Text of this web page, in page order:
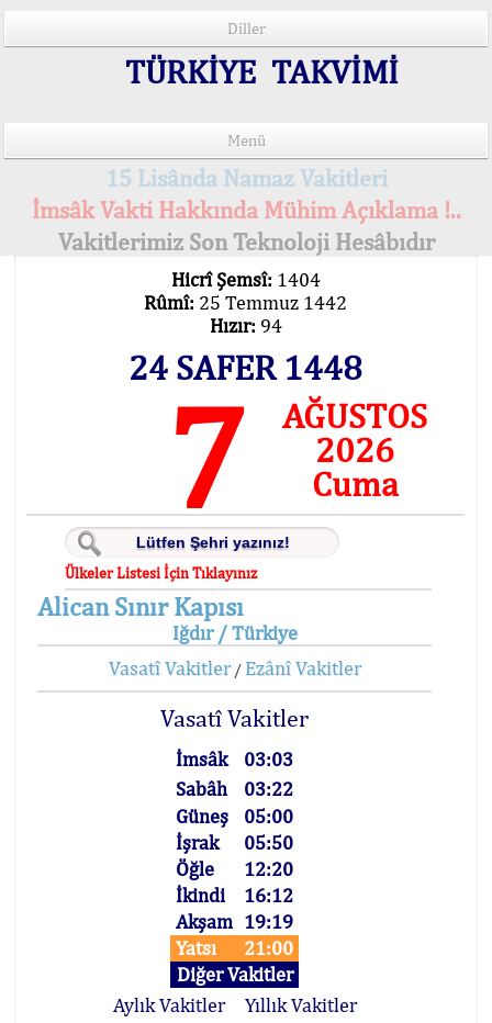
Diller
TÜRKİYE TAKVİMİ
Menü
15 Lisânda Namaz Vakitleri
İmsâk Vakti Hakkında Mühim Açıklama !..
Vakitlerimiz Son Teknoloji Hesâbıdır
Hicrî Şemsî: 1404
Rûmî: 25 Temmuz 1442
Hızır: 94
24 SAFER 1448
7
AĞUSTOS
2026
Cuma
Ülkeler Listesi İçin Tıklayınız
Alican Sınır Kapısı
Iğdır / Türkiye
Vasatî Vakitler/ Ezânî Vakitler
Vasatî Vakitler
İmsâk
03:03
Sabâh
03:22
Güneş
05:00
İşrak
05:50
Öğle
12:20
İkindi
16:12
Akşam 19:19
Yatsı
21:00
Diğer Vakitler
Aylık Vakitler
Yıllık Vakitler